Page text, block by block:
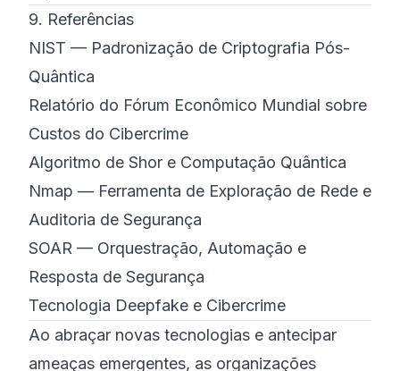
9. Referências
NIST — Padronização de Criptografia Pós-
Quântica
Relatório do Fórum Econômico Mundial sobre
Custos do Cibercrime
Algoritmo de Shor e Computação Quântica
Nmap — Ferramenta de Exploração de Rede e
Auditoria de Segurança
SOAR — Orquestração, Automação e
Resposta de Segurança
Tecnologia Deepfake e Cibercrime
Ao abraçar novas tecnologias e antecipar
ameaças emergentes, as organizações